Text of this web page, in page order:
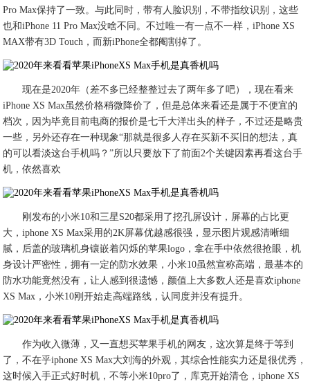
Pro Max保持了一致。与此同时，带有人脸识别，不带指纹识别，这些
也和iPhone 11 Pro Max没啥不同。不过唯一有一点不一样，iPhone XS
MAX带有3D Touch，而新iPhone全都阉割掉了。
现在是2020年（差不多已经整整过去了两年多了吧），现在看来
iPhone XS Max虽然价格稍微降价了，但是总体来看还是属于不便宜的
档次，因为毕竟目前电商的报价是七千大洋出头的样子，不过还是略贵
一些，另外还存在一种现象“那就是很多人存在买新不买旧的想法，真
的可以看淡这台手机吗？”所以只要放下了前面2个关键因素再看这台手
机，依然喜欢
刚发布的小米10和三星S20都采用了挖孔屏设计，屏幕的占比更
大，iphone XS Max采用的2K屏幕优越感很强，显示图片观感清晰细
腻，后盖的玻璃机身镶嵌着闪烁的苹果logo，拿在手中依然很抢眼，机
身设计严密性，拥有一定的防水效果，小米10虽然宣称高端，最基本的
防水功能竟然没有，让人感到很遗憾，颜值上大多数人还是喜欢iphone
XS Max，小米10刚开始走高端路线，认同度并没有提升。
作为收入微薄，又一直想买苹果手机的网友，这次算是终于等到
了，不在乎iphone XS Max大刘海的外观，其综合性能实力还是很优秀，
这时候入手正式好时机，不等小米10pro了，库克开始清仓，iphone XS